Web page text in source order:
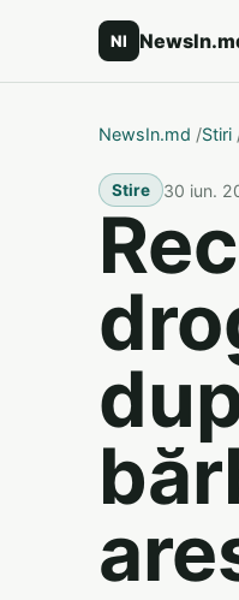
NI
NewsIn.md /Stiri
Stire 30 iun.